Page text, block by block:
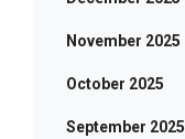
November 2025
October 2025
September 2025